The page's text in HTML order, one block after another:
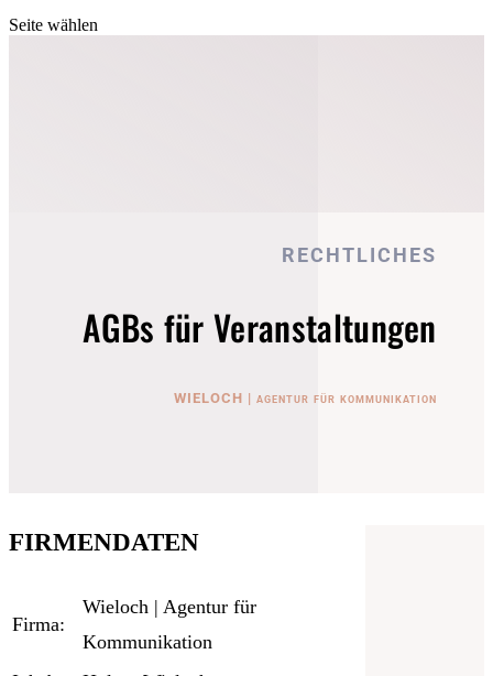
Seite wählen
RECHTLICHES
AGBs für Veranstaltungen
WIELOCH | agentur für kommunikation
FIRMENDATEN
Firma:
Wieloch | Agentur für
Kommunikation